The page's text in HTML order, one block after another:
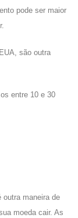
pode ser maior
são outra
entre 10 e 30
outra maneira de
moeda cair. As